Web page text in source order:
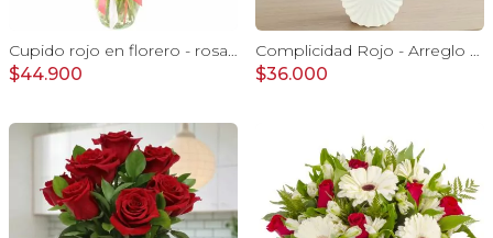
Cupido rojo en florero - rosas, mini rosas, hypericum, globo te amo y pizarra
$44.900
Complicidad Rojo - Arreglo floral con rosas rojas e hypericum
$36.000